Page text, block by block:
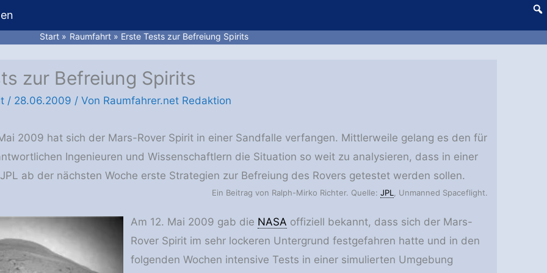
Start Raumfahrt Erste Tests zur Befreiung Spirits
zur Befreiung Spirits
/ 28.06.2009 / Von Raumfahrer.net Redaktion
2009 hat sich der Mars-Rover Spirit in einer Sandfalle verfangen. Mittlerweile gelang es den für
Ingenieuren und Wissenschaftlern die Situation so weit zu analysieren, dass in einer
ab der nächsten Woche erste Strategien zur Befreiung des Rovers getestet werden sollen.
Ein Beitrag von Ralph-Mirko Richter. Quelle:JPL , Unmanned Spaceflight.
Am 12. Mai 2009 gab die NASA offiziell bekannt, dass sich der Mars-
Rover Spirit im sehr lockeren Untergrund festgefahren hatte und in den
folgenden Wochen intensive Tests in einer simulierten Umgebung